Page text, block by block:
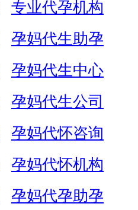
专业代孕机构
孕妈代生助孕
孕妈代生中心
孕妈代生公司
孕妈代怀咨询
孕妈代怀机构
孕妈代孕助孕